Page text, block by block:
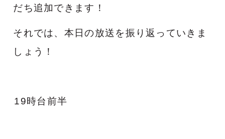
だち追加できます！
それでは、本日の放送を振り返っていきま
しょう！
19時台前半